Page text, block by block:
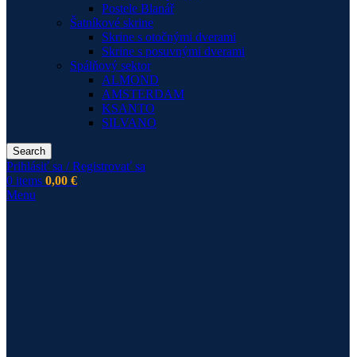
Postele Blanář
Šatníkové skrine
Skrine s otočnými dverami
Skrine s posuvnými dverami
Spálňový sektor
ALMOND
AMSTERDAM
KSANTO
SILVANO
Search
Prihlásiť sa / Registrovať sa
0 items 0,00 €
Menu